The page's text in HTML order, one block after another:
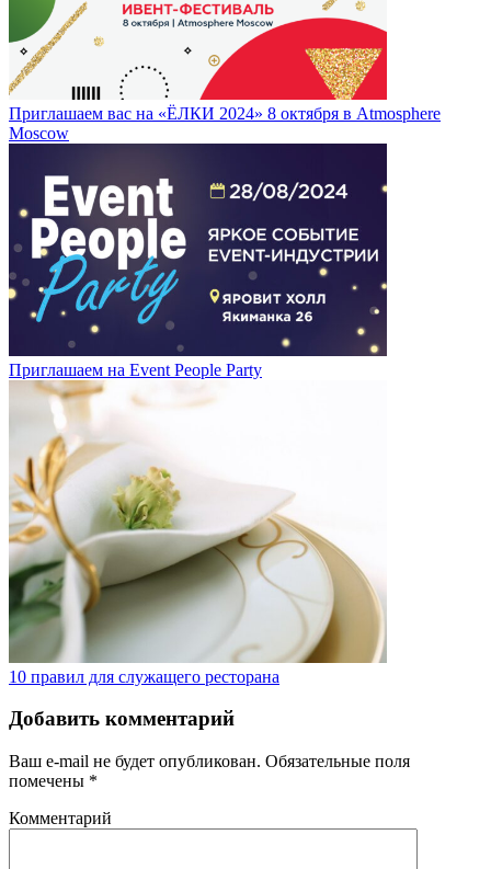
Приглашаем вас на «ЁЛКИ 2024» 8 октября в Atmosphere
Moscow
Приглашаем на Event People Party
10 правил для служащего ресторана
Добавить комментарий
Ваш e-mail не будет опубликован. Обязательные поля
помечены *
Комментарий